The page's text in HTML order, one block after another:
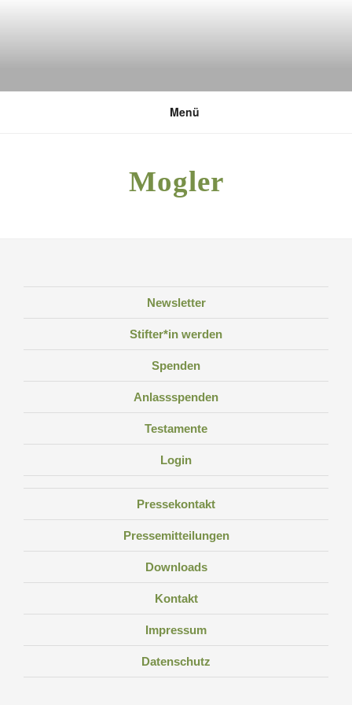
DEUTSCHE UMWELTSTIFTUNG
Menü
Mogler
Newsletter
Stifter*in werden
Spenden
Anlassspenden
Testamente
Login
Pressekontakt
Pressemitteilungen
Downloads
Kontakt
Impressum
Datenschutz